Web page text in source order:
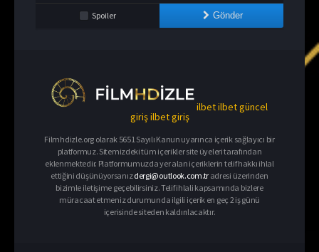
Spoiler Gönder
ilbetilbet güncel
girişilbet giriş
Filmhdizle.org olarak 5651 Sayılı Kanun uyarınca içerik sağlayıcı bir
platformuz. Sitemizdeki tüm içerikler site üyeleri tarafından
eklenmektedir. Platformumuzda yer alan içeriklerin telif hakkı ihlal
ettiğini düşünüyorsanızdergi@outlook.com.tr adresi üzerinden
bizimle iletişime geçebilirsiniz. Telif ihlali kapsamında bizlere
müracaat etmeniz durumunda ilgili içerik en geç 2 iş günü
içerisinde siteden kaldırılacaktır.